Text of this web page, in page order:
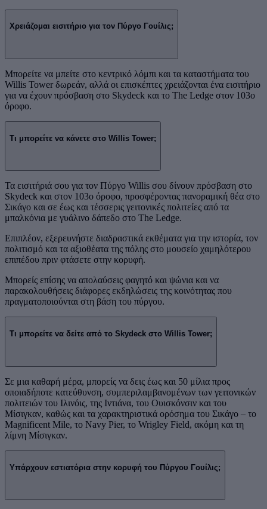
Χρειάζομαι εισιτήριο για τον Πύργο Γουίλις;
Μπορείτε να μπείτε στο κεντρικό λόμπι και τα καταστήματα του
Willis Tower δωρεάν, αλλά οι επισκέπτες χρειάζονται ένα εισιτήριο
για να έχουν πρόσβαση στο Skydeck και το The Ledge στον 103ο
όροφο.
Τι μπορείτε να κάνετε στο Willis Tower;
Τα εισιτήριά σου για τον Πύργο Willis σου δίνουν πρόσβαση στο
Skydeck και στον 103ο όροφο, προσφέροντας πανοραμική θέα στο
Σικάγο και σε έως και τέσσερις γειτονικές πολιτείες από τα
μπαλκόνια με γυάλινο δάπεδο στο The Ledge.
Επιπλέον, εξερευνήστε διαδραστικά εκθέματα για την ιστορία, τον
πολιτισμό και τα αξιοθέατα της πόλης στο μουσείο χαμηλότερου
επιπέδου πριν φτάσετε στην κορυφή.
Μπορείς επίσης να απολαύσεις φαγητό και ψώνια και να
παρακολουθήσεις διάφορες εκδηλώσεις της κοινότητας που
πραγματοποιούνται στη βάση του πύργου.
Τι μπορείτε να δείτε από το Skydeck στο Willis Tower;
Σε μια καθαρή μέρα, μπορείς να δεις έως και 50 μίλια προς
οποιαδήποτε κατεύθυνση, συμπεριλαμβανομένων των γειτονικών
πολιτειών του Ιλινόις, της Ιντιάνα, του Ουισκόνσιν και του
Μίσιγκαν, καθώς και τα χαρακτηριστικά ορόσημα του Σικάγο – το
Magnificent Mile, το Navy Pier, το Wrigley Field, ακόμη και τη
λίμνη Μίσιγκαν.
Υπάρχουν εστιατόρια στην κορυφή του Πύργου Γουίλις;